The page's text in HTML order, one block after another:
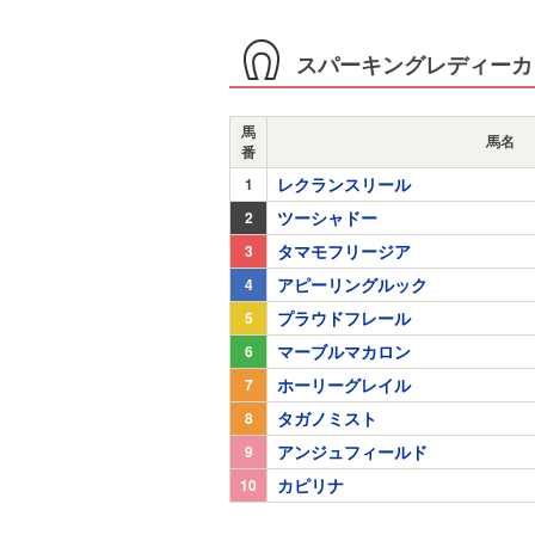
スパーキングレディー
馬
番
馬名
1
レクランスリール
2 ツーシャドー
3 タマモフリージア
4 アピーリングルック
5 プラウドフレール
6 マーブルマカロン
7 ホーリーグレイル
8 タガノミスト
9 アンジュフィールド
10 カピリナ